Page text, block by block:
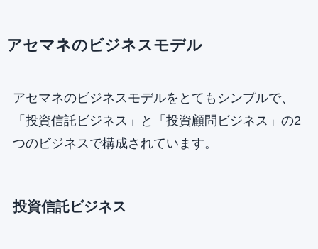
アセマネのビジネスモデル
アセマネのビジネスモデルをとてもシンプルで、
「投資信託ビジネス」と「投資顧問ビジネス」の2
つのビジネスで構成されています。
投資信託ビジネス